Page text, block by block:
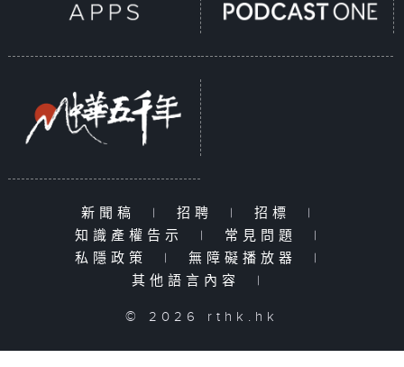
新聞稿 | 招聘 | 招標
|
知識產權告示
| 常見問題
|
私隱政策
| 無障礙播放器
|
其他語言內容
|
© 2026 rthk.hk